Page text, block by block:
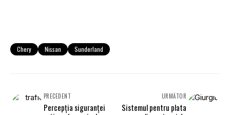
Chery Nissan Sunderland
PRECEDENT
Percepția siguranței
URMĂTOR
Sistemul pentru plata